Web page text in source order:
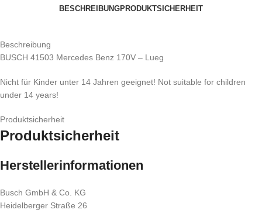
BESCHREIBUNGPRODUKTSICHERHEIT
Beschreibung
BUSCH 41503 Mercedes Benz 170V – Lueg
Nicht für Kinder unter 14 Jahren geeignet! Not suitable for children
under 14 years!
Produktsicherheit
Produktsicherheit
Herstellerinformationen
Busch GmbH & Co. KG
Heidelberger Straße 26